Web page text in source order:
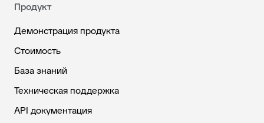
Продукт
Демонстрация продукта
Стоимость
База знаний
Техническая поддержка
API документация